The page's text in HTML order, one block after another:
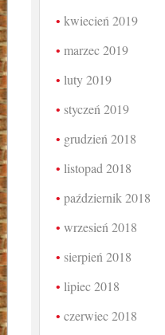
kwiecień 2019
marzec 2019
luty 2019
styczeń 2019
grudzień 2018
listopad 2018
październik 2018
wrzesień 2018
sierpień 2018
lipiec 2018
czerwiec 2018